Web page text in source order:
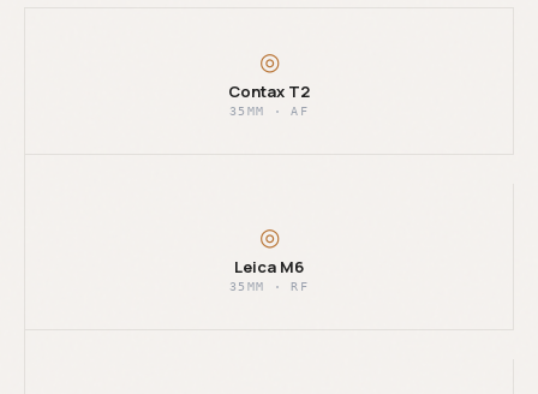
◎
Contax T2
35MM · AF
◎
Leica M6
35MM · RF